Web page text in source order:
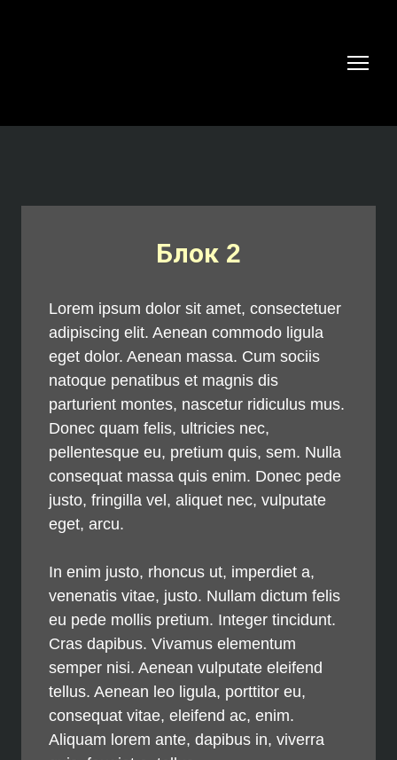
Блок 2
Lorem ipsum dolor sit amet, consectetuer
adipiscing elit. Aenean commodo ligula
eget dolor. Aenean massa. Cum sociis
natoque penatibus et magnis dis
parturient montes, nascetur ridiculus mus.
Donec quam felis, ultricies nec,
pellentesque eu, pretium quis, sem. Nulla
consequat massa quis enim. Donec pede
justo, fringilla vel, aliquet nec, vulputate
eget, arcu.
In enim justo, rhoncus ut, imperdiet a,
venenatis vitae, justo. Nullam dictum felis
eu pede mollis pretium. Integer tincidunt.
Cras dapibus. Vivamus elementum
semper nisi. Aenean vulputate eleifend
tellus. Aenean leo ligula, porttitor eu,
consequat vitae, eleifend ac, enim.
Aliquam lorem ante, dapibus in, viverra